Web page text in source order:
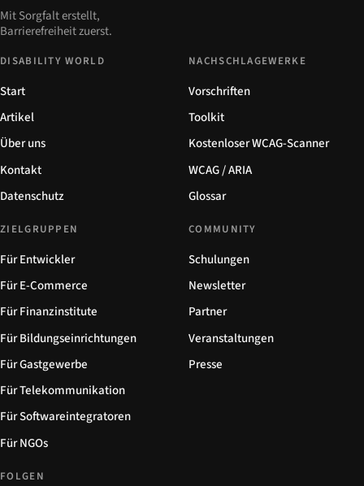
Mit Sorgfalt erstellt,
Barrierefreiheit zuerst.
DISABILITY WORLD
Start
Artikel
Über uns
Kontakt
Datenschutz
NACHSCHLAGEWERKE
Vorschriften
Toolkit
Kostenloser WCAG-Scanner
WCAG / ARIA
Glossar
ZIELGRUPPEN
Für Entwickler
Für E-Commerce
Für Finanzinstitute
Für Bildungseinrichtungen
Für Gastgewerbe
Für Telekommunikation
Für Softwareintegratoren
Für NGOs
COMMUNITY
Schulungen
Newsletter
Partner
Veranstaltungen
Presse
FOLGEN